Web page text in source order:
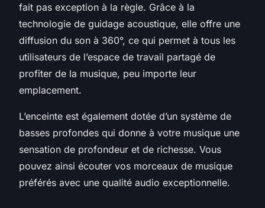
fait pas exception à la règle. Grâce à la
technologie de guidage acoustique, elle offre une
diffusion du son à 360°, ce qui permet à tous les
utilisateurs de l’espace de travail partagé de
profiter de la musique, peu importe leur
emplacement.
L’enceinte est également dotée d’un système de
basses profondes qui donne à votre musique une
sensation de profondeur et de richesse. Vous
pouvez ainsi écouter vos morceaux de musique
préférés avec une qualité audio exceptionnelle.